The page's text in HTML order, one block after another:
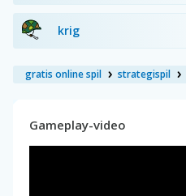
krig
gratis online spil strategispil
Gameplay-video